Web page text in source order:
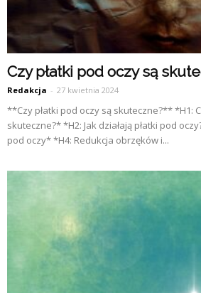
Czy płatki pod oczy są
Redakcja - 27 kwietnia 2024
**Czy płatki pod oczy są skuteczne?** *H1:
skuteczne?* *H2: Jak działają płatki pod
pod oczy* *H4: Redukcja obrzęków i...